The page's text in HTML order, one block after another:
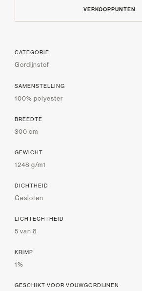
VERKOOPPUNTEN
CATEGORIE
Gordijnstof
SAMENSTELLING
100% polyester
BREEDTE
300 cm
GEWICHT
1248 g/m1
DICHTHEID
Gesloten
LICHTECHTHEID
5 van 8
KRIMP
1%
GESCHIKT VOOR VOUWGORDIJNEN